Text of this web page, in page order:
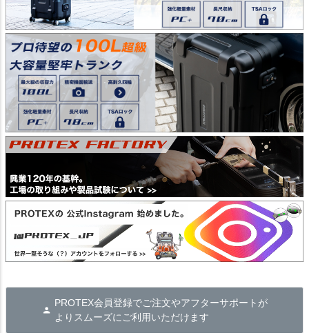
PROTEX会員登録でご注文やアフターサポートが
よりスムーズにご利用いただけます